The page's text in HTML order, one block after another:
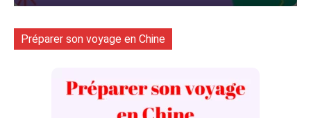
Préparer son voyage en Chine